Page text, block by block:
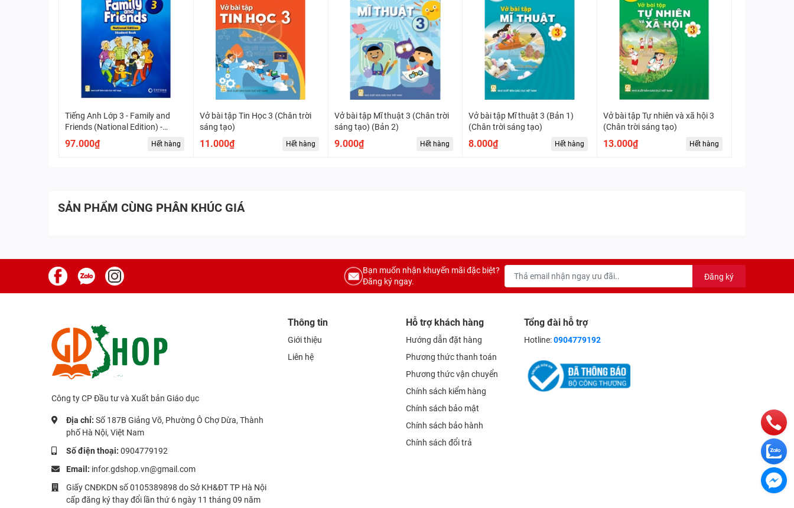
Tiếng Anh Lớp 3 - Family and
Friends (National Edition) -
Student Book
97.000₫ Hết hàng
Vở bài tập Tin Học 3 (Chân trời
sáng tạo)
11.000₫ Hết hàng
Vở bài tập Mĩ thuật 3 (Chân trời
sáng tạo) (Bản 2)
9.000₫ Hết hàng
Vở bài tập Mĩ thuật 3 (Bản 1)
(Chân trời sáng tạo)
8.000₫ Hết hàng
Vở bài tập Tự nhiên và xã hội 3
(Chân trời sáng tạo)
13.000₫ Hết hàng
SẢN PHẨM CÙNG PHÂN KHÚC GIÁ
Bạn muốn nhận khuyến mãi đặc biệt?
Đăng ký ngay.
Đăng ký
Công ty CP Đầu tư và Xuất bản Giáo dục
Địa chỉ: Số 187B Giảng Võ, Phường Ô Chợ Dừa, Thành
phố Hà Nội, Việt Nam
Số điện thoại: 0904779192
Email: infor.gdshop.vn@gmail.com
Giấy CNĐKDN số 0105389898 do Sở KH&ĐT TP Hà Nội
cấp đăng ký thay đổi lần thứ 6 ngày 11 tháng 09 năm
Thông tin
Giới thiệu
Liên hệ
Hỗ trợ khách hàng
Hướng dẫn đặt hàng
Phương thức thanh toán
Phương thức vận chuyển
Chính sách kiểm hàng
Chính sách bảo mật
Chính sách bảo hành
Chính sách đổi trả
Tổng đài hỗ trợ
Hotline:0904779192